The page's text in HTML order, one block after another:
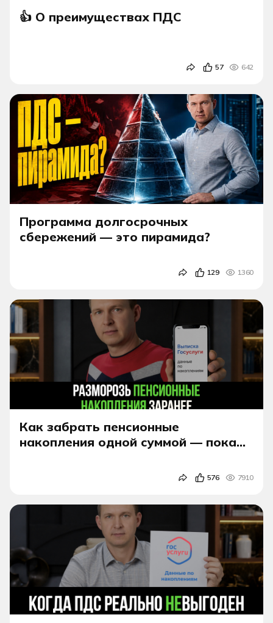
👍 О преимуществах ПДС
57 642
Программа долгосрочных
сбережений — это пирамида?
129 1360
Как забрать пенсионные
накопления одной суммой — пока
576 7910